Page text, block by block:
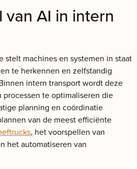
van AI in intern
stelt machines en systemen in staat
te herkennen en zelfstandig
intern transport wordt deze
te optimaliseren die
planning en coördinatie
van de meest efficiënte
, het voorspellen van
het automatiseren van